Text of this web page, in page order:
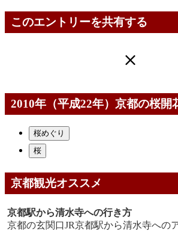
このエントリーを共有する
2010年（平成22年）京都の桜開
桜めぐり
桜
京都観光オススメ
京都駅から清水寺への行き方
京都の玄関口JR京都駅から清水寺への